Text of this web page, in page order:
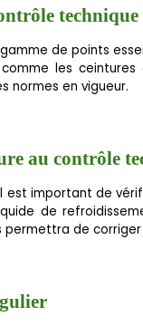
technique
de points
les
normes en vigueur.
au contrôle
important de
de
de